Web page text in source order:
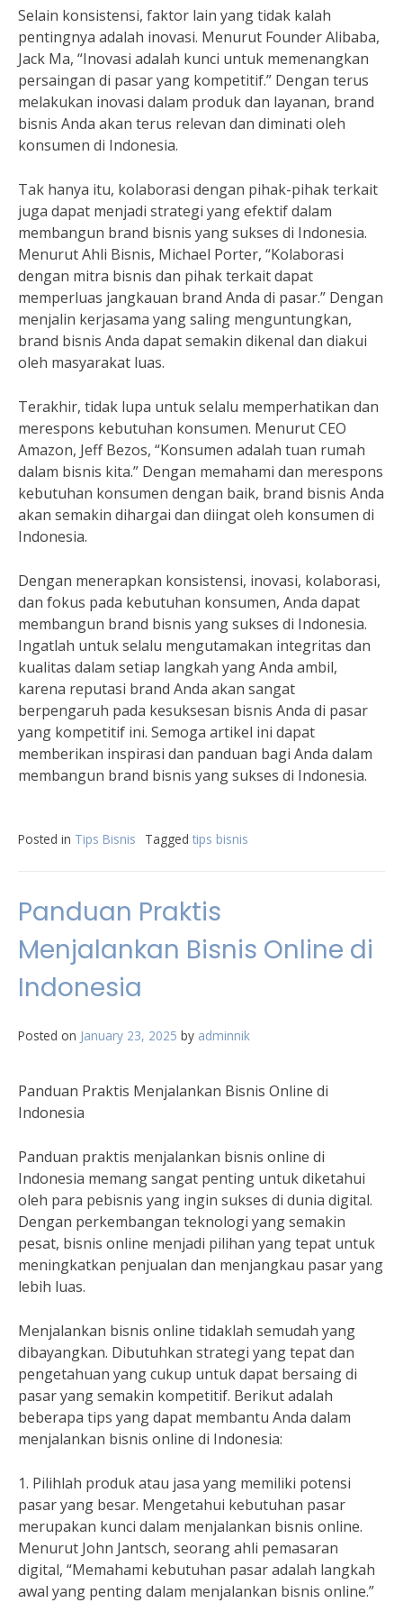
Selain konsistensi, faktor lain yang tidak kalah
pentingnya adalah inovasi. Menurut Founder Alibaba,
Jack Ma, “Inovasi adalah kunci untuk memenangkan
persaingan di pasar yang kompetitif.” Dengan terus
melakukan inovasi dalam produk dan layanan, brand
bisnis Anda akan terus relevan dan diminati oleh
konsumen di Indonesia.
Tak hanya itu, kolaborasi dengan pihak-pihak terkait
juga dapat menjadi strategi yang efektif dalam
membangun brand bisnis yang sukses di Indonesia.
Menurut Ahli Bisnis, Michael Porter, “Kolaborasi
dengan mitra bisnis dan pihak terkait dapat
memperluas jangkauan brand Anda di pasar.” Dengan
menjalin kerjasama yang saling menguntungkan,
brand bisnis Anda dapat semakin dikenal dan diakui
oleh masyarakat luas.
Terakhir, tidak lupa untuk selalu memperhatikan dan
merespons kebutuhan konsumen. Menurut CEO
Amazon, Jeff Bezos, “Konsumen adalah tuan rumah
dalam bisnis kita.” Dengan memahami dan merespons
kebutuhan konsumen dengan baik, brand bisnis Anda
akan semakin dihargai dan diingat oleh konsumen di
Indonesia.
Dengan menerapkan konsistensi, inovasi, kolaborasi,
dan fokus pada kebutuhan konsumen, Anda dapat
membangun brand bisnis yang sukses di Indonesia.
Ingatlah untuk selalu mengutamakan integritas dan
kualitas dalam setiap langkah yang Anda ambil,
karena reputasi brand Anda akan sangat
berpengaruh pada kesuksesan bisnis Anda di pasar
yang kompetitif ini. Semoga artikel ini dapat
memberikan inspirasi dan panduan bagi Anda dalam
membangun brand bisnis yang sukses di Indonesia.
Posted in Tips Bisnis Tagged tips bisnis
Panduan Praktis
Menjalankan Bisnis Online di
Indonesia
Posted on January 23, 2025 by adminnik
Panduan Praktis Menjalankan Bisnis Online di
Indonesia
Panduan praktis menjalankan bisnis online di
Indonesia memang sangat penting untuk diketahui
oleh para pebisnis yang ingin sukses di dunia digital.
Dengan perkembangan teknologi yang semakin
pesat, bisnis online menjadi pilihan yang tepat untuk
meningkatkan penjualan dan menjangkau pasar yang
lebih luas.
Menjalankan bisnis online tidaklah semudah yang
dibayangkan. Dibutuhkan strategi yang tepat dan
pengetahuan yang cukup untuk dapat bersaing di
pasar yang semakin kompetitif. Berikut adalah
beberapa tips yang dapat membantu Anda dalam
menjalankan bisnis online di Indonesia:
1. Pilihlah produk atau jasa yang memiliki potensi
pasar yang besar. Mengetahui kebutuhan pasar
merupakan kunci dalam menjalankan bisnis online.
Menurut John Jantsch, seorang ahli pemasaran
digital, “Memahami kebutuhan pasar adalah langkah
awal yang penting dalam menjalankan bisnis online.”